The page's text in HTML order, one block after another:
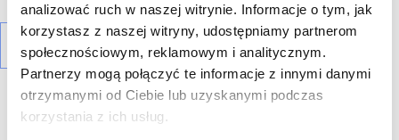
analizować ruch w naszej witrynie. Informacje o tym, jak
korzystasz z naszej witryny, udostępniamy partnerom
społecznościowym, reklamowym i analitycznym.
Partnerzy mogą połączyć te informacje z innymi danymi
otrzymanymi od Ciebie lub uzyskanymi podczas
korzystania z ich usług.